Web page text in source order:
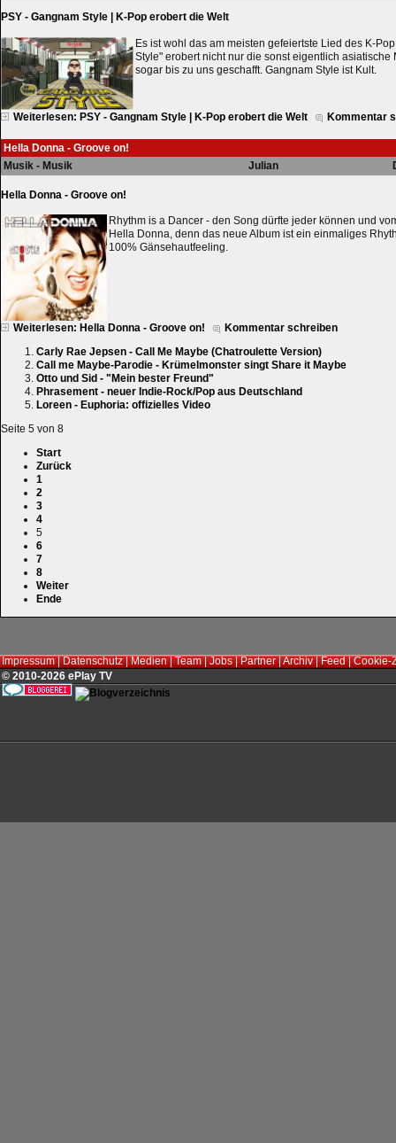
PSY - Gangnam Style | K-Pop erobert die Welt
Es ist wohl das am meisten gefeiertste Lied des K-
Style" erobert nicht nur die sonst eigentlich asiatische
sogar bis zu uns geschafft. Gangnam Style ist Kult.
Weiterlesen: PSY - Gangnam Style | K-Pop erobert die Welt Kommentar
Hella Donna - Groove on!
Musik - Musik
Julian
Hella Donna - Groove on!
Rhythm is a Dancer - den Song dürfte jeder können und
Hella Donna, denn das neue Album ist ein einmaliges
100% Gänsehautfeeling.
Weiterlesen: Hella Donna - Groove on!
Kommentar schreiben
Carly Rae Jepsen - Call Me Maybe (Chatroulette Version)
Call me Maybe-Parodie - Krümelmonster singt Share it Maybe
Otto und Sid - "Mein bester Freund"
Phrasement - neuer Indie-Rock/Pop aus Deutschland
Loreen - Euphoria: offizielles Video
Seite 5 von 8
Start
Zurück
1
2
3
4
5
6
7
8
Weiter
Ende
Impressum|Datenschutz|Medien|Team|Jobs|Partner|Archiv|Feed|Cookie-
© 2010-2026 ePlay TV